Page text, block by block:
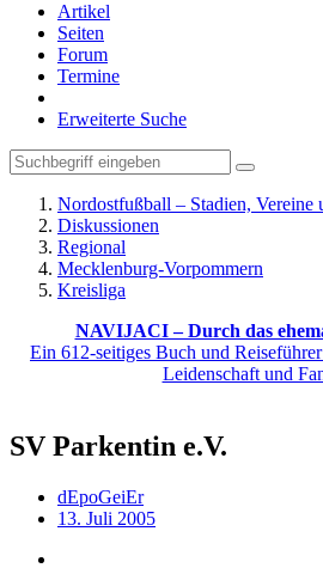
Artikel
Seiten
Forum
Termine
Erweiterte Suche
Nordostfußball – Stadien, Vereine
Diskussionen
Regional
Mecklenburg-Vorpommern
Kreisliga
NAVIJACI – Durch das
Ein 612-seitiges Buch und
Leidenschaft und
SV Parkentin e.V.
dEpoGeiEr
13. Juli 2005